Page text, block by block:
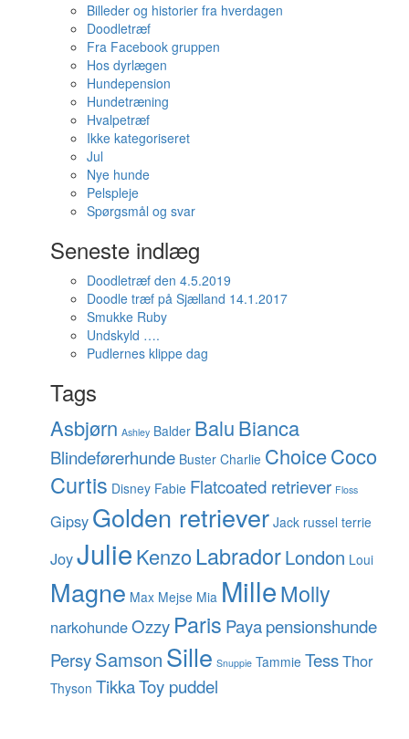
Billeder og historier fra hverdagen
Doodletræf
Fra Facebook gruppen
Hos dyrlægen
Hundepension
Hundetræning
Hvalpetræf
Ikke kategoriseret
Jul
Nye hunde
Pelspleje
Spørgsmål og svar
Seneste indlæg
Doodletræf den 4.5.2019
Doodle træf på Sjælland 14.1.2017
Smukke Ruby
Undskyld ….
Pudlernes klippe dag
Tags
Asbjørn Ashley Balder BaluBianca
Blindeførerhunde Buster Charlie ChoiceCoco
Curtis Disney Fabie Flatcoated retriever Floss
Gipsy Golden retriever Jack russel terrie
JoyJulieKenzoLabradorLondon Loui
Magne Max Mejse Mia MilleMolly
narkohundeOzzy Paris Payapensionshunde
PersySamson Sille Snuppie Tammie TessThor
Thyson TikkaToy puddel